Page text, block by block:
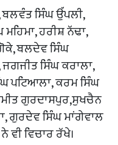
ਬਲਵੰਤ ਸਿੰਘ ਉੱਪਲੀ,
ਹਰੀਸ਼ ਨੱਢਾ,
ਬਲਦੇਵ ਸਿੰਘ
ਸਿੰਘ ਕਰਾਲਾ,
ਪਟਿਆਲਾ, ਕਰਮ ਸਿੰਘ
ਗੁਰਦਾਸਪੁਰ,ਸੁਖਚੈਨ
ਗੁਰਦੇਵ ਸਿੰਘ ਮਾਂਗੇਵਾਲ
ਵਿਚਾਰ ਰੱਖੇ।